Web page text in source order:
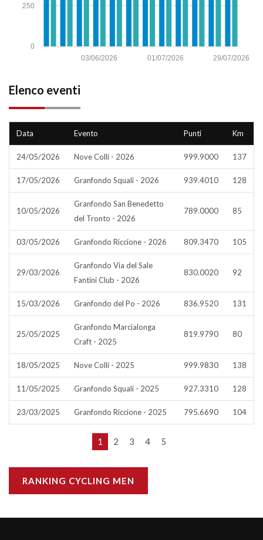
0
250
29/07/2026
01/07/2026
03/06/2026
Elenco eventi
Data Evento Punti Km
24/05/2026 Nove Colli - 2026 999.9000 137
17/05/2026 Granfondo Squali - 2026 939.4010 128
10/05/2026
Granfondo San Benedetto
del Tronto - 2026
789.0000 85
03/05/2026 Granfondo Riccione - 2026 809.3470 105
29/03/2026
Granfondo Via del Sale
Fantini Club - 2026
830.0020 92
15/03/2026 Granfondo del Po - 2026 836.9520 131
25/05/2025
Granfondo Marcialonga
Craft - 2025
819.9790 80
18/05/2025 Nove Colli - 2025 999.9830 138
11/05/2025 Granfondo Squali - 2025 927.3310 128
23/03/2025 Granfondo Riccione - 2025 795.6690 104
1 2 3 4 5
RANKING CYCLING MEN